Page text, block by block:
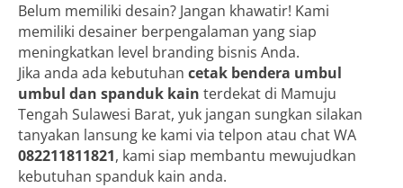
Belum memiliki desain? Jangan khawatir! Kami
memiliki desainer berpengalaman yang siap
meningkatkan level branding bisnis Anda.
Jika anda ada kebutuhan cetak bendera umbul
umbul dan spanduk kain terdekat di Mamuju
Tengah Sulawesi Barat, yuk jangan sungkan silakan
tanyakan lansung ke kami via telpon atau chat WA
082211811821, kami siap membantu mewujudkan
kebutuhan spanduk kain anda.